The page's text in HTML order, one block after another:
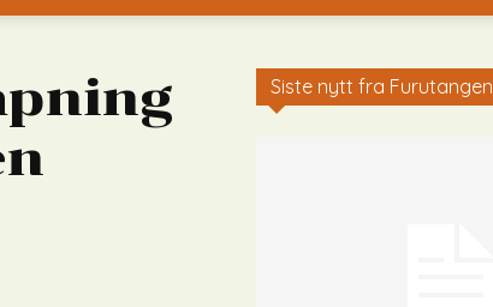
Furutangen
Siste nytt fra Furutangen